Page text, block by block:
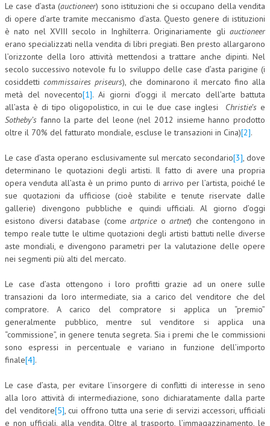
ECONOMIA
CORPORATE SOCIAL RESPONSIBILITY
ECONOMIA DELL’ARTE
HUMAN RESOURCES
RISORSE UMANE
TREASURY IN FINANCIAL SERVICES
RISK MANAGEMENT
SVILUPPO SOSTENIBILE
PERSONA E CITTÀ
L’UMANISTA
DIRITTO PENALE D’IMPRESA
DIRITTO DEL LAVORO
DIRITTO DEL WEB
DIRITTO DELLE IMPRESE IN CRISI
CRIMINOLOGIA E CRIMINALISTICA
SICUREZZA SUL LAVORO
Le case d’asta (auctioneer) sono istituzioni che si occupano della vendita
di opere d’arte tramite meccanismo d’asta. Questo genere di istituzioni
è nato nel XVIII secolo in Inghilterra. Originariamente gli auctioneer
erano specializzati nella vendita di libri pregiati. Ben presto allargarono
l’orizzonte della loro attività mettendosi a trattare anche dipinti. Nel
secolo successivo notevole fu lo sviluppo delle case d’asta parigine (i
cosiddetticommissaires priseurs), che dominarono il mercato fino alla
metà del novecento[1]. Ai giorni d’oggi il mercato dell’arte battuta
all’asta è di tipo oligopolistico, in cui le due case inglesi Christie’se
Sotheby’s fanno la parte del leone (nel 2012 insieme hanno prodotto
oltre il 70% del fatturato mondiale, escluse le transazioni in Cina)[2].
Le case d’asta operano esclusivamente sul mercato secondario[3], dove
determinano le quotazioni degli artisti. Il fatto di avere una propria
opera venduta all’asta è un primo punto di arrivo per l’artista, poiché le
sue quotazioni da ufficiose (cioè stabilite e tenute riservate dalle
gallerie) divengono pubbliche e quindi ufficiali. Al giorno d’oggi
esistono diversi database (comeartpriceoartnet) che contengono in
tempo reale tutte le ultime quotazioni degli artisti battuti nelle diverse
aste mondiali, e divengono parametri per la valutazione delle opere
nei segmenti più alti del mercato.
Le case d’asta ottengono i loro profitti grazie ad un onere sulle
transazioni da loro intermediate, sia a carico del venditore che del
compratore. A carico del compratore si applica un “premio”
generalmente pubblico, mentre sul venditore si applica una
“commissione”, in genere tenuta segreta. Sia i premi che le commissioni
sono espressi in percentuale e variano in funzione dell’importo
finale[4].
Le case d’asta, per evitare l’insorgere di conflitti di interesse in seno
alla loro attività di intermediazione, sono dichiaratamente dalla parte
del venditore[5], cui offrono tutta una serie di servizi accessori, ufficiali
e non ufficiali, alla vendita. Oltre al trasporto, l’immagazzinamento, le